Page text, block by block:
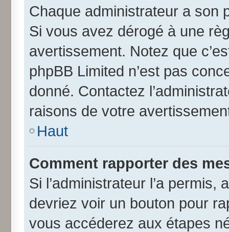
Chaque administrateur a son
Si vous avez dérogé à une
avertissement. Notez que
phpBB Limited n’est pas
donné. Contactez
raisons de votre
Haut
Comment rapporter des
Si l’administrateur l’a
devriez voir un bouton pour
vous accéderez aux étapes